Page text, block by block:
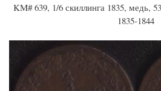
KM# 639, 1/6 скиллинга 1835, медь,
1835-1844